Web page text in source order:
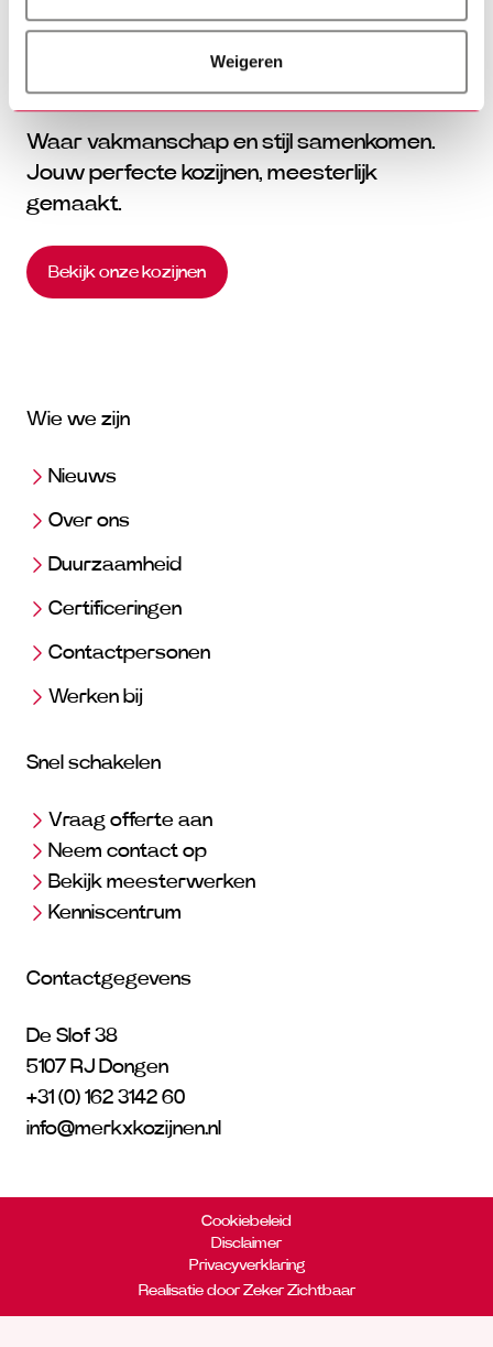
Weigeren
Waar vakmanschap en stijl samenkomen.
Jouw perfecte kozijnen, meesterlijk
gemaakt.
Bekijk onze kozijnen
Wie we zijn
Nieuws
Over ons
Duurzaamheid
Certificeringen
Contactpersonen
Werken bij
Snel schakelen
Vraag offerte aan
Neem contact op
Bekijk meesterwerken
Kenniscentrum
Contactgegevens
De Slof 38
5107 RJ Dongen
+31 (0) 162 3142 60
info@merkxkozijnen.nl
Cookiebeleid
Disclaimer
Privacyverklaring
Realisatie door Zeker Zichtbaar